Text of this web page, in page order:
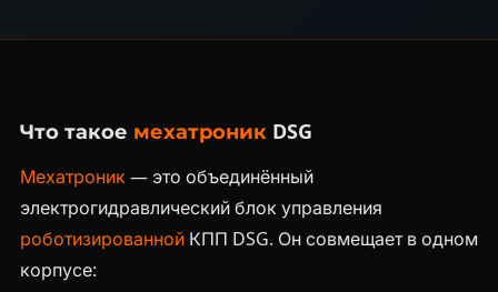
Что такое мехатроникDSG
Мехатроник— это объединённый
электрогидравлический блок управления
роботизированнойКПП DSG. Он совмещает в одном
корпусе: